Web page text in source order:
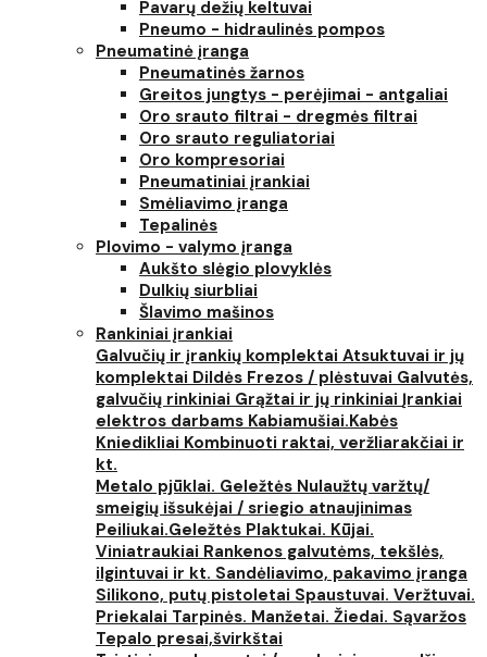
Pavarų dežių keltuvai
Pneumo - hidraulinės pompos
Pneumatinė įranga
Pneumatinės žarnos
Greitos jungtys - perėjimai - antgaliai
Oro srauto filtrai - dregmės filtrai
Oro srauto reguliatoriai
Oro kompresoriai
Pneumatiniai įrankiai
Smėliavimo įranga
Tepalinės
Plovimo - valymo įranga
Aukšto slėgio plovyklės
Dulkių siurbliai
Šlavimo mašinos
Rankiniai įrankiai
Galvučių ir įrankių komplektai Atsuktuvai ir jų
komplektai Dildės Frezos / plėstuvai Galvutės,
galvučių rinkiniai Grąžtai ir jų rinkiniai Įrankiai
elektros darbams Kabiamušiai.Kabės
Kniedikliai Kombinuoti raktai, veržliarakčiai ir
kt.
Metalo pjūklai. Geležtės Nulaužtų varžtų/
smeigių išsukėjai / sriegio atnaujinimas
Peiliukai.Geležtės Plaktukai. Kūjai.
Viniatraukiai Rankenos galvutėms, tekšlės,
ilgintuvai ir kt. Sandėliavimo, pakavimo įranga
Silikono, putų pistoletai Spaustuvai. Veržtuvai.
Priekalai Tarpinės. Manžetai. Žiedai. Sąvaržos
Tepalo presai,švirkštai